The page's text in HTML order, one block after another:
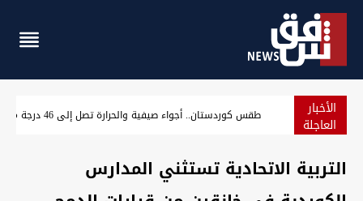
الأخبار
العاجلة طقس كوردستان.. أجواء صيفية والحرارة تصل إلى 46 درجة مئوية
التربية الاتحادية تستثني المدارس